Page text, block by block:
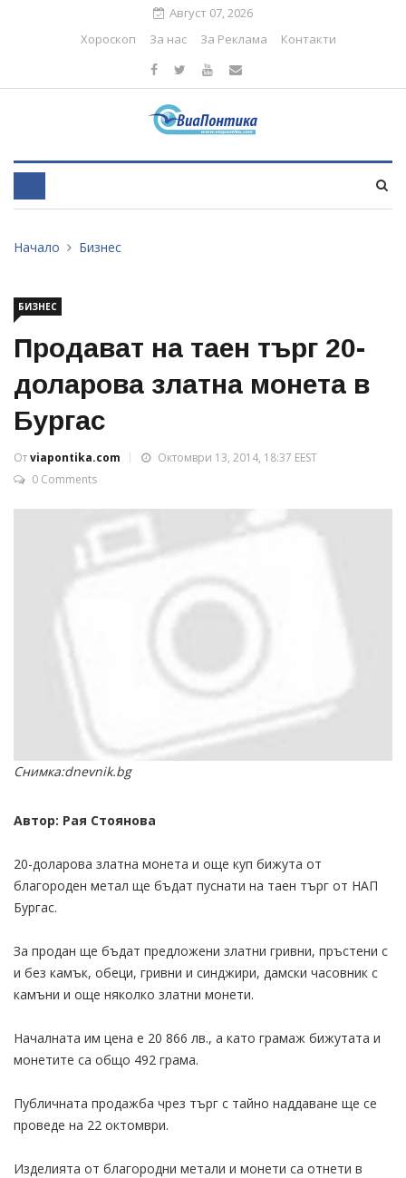
Август 07, 2026
Хороскоп
За нас За Реклама Контакти
Начало Бизнес
БИЗНЕС
Продават на таен търг 20-
доларова златна монета в
Бургас
Отviapontika.com
Октомври 13, 2014, 18:37 EEST
0 Comments
Снимка:dnevnik.bg
Автор: Рая Стоянова
20-доларова златна монета и още куп бижута от
благороден метал ще бъдат пуснати на таен търг от НАП
Бургас.
За продан ще бъдат предложени златни гривни, пръстени с
и без камък, обеци, гривни и синджири, дамски часовник с
камъни и още няколко златни монети.
Началната им цена е 20 866 лв., а като грамаж бижутата и
монетите са общо 492 грама.
Публичната продажба чрез търг с тайно наддаване ще се
проведе на 22 октомври.
Изделията от благородни метали и монети са отнети в